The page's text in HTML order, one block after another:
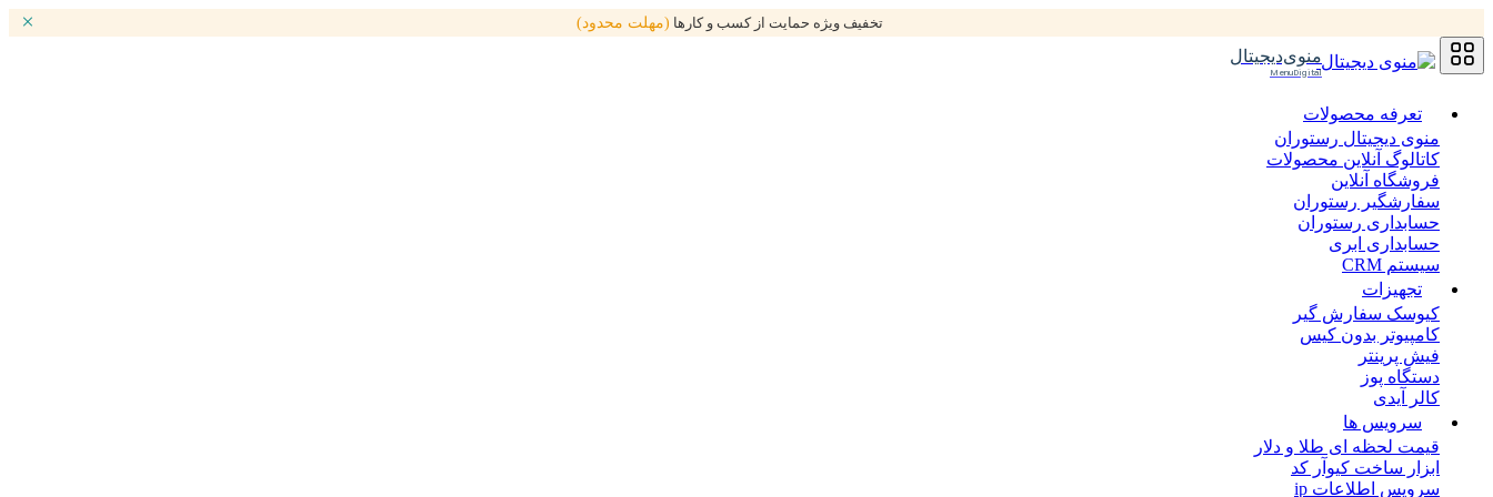
تخفیف ویژه حمایت از کسب و کارها (مهلت محدود)
منوی‌دیجیتال
MenuDigital
تعرفه محصولات
منوی دیجیتال رستوران
کاتالوگ آنلاین محصولات
فروشگاه آنلاین
سفارشگیر رستوران
حسابداری رستوران
حسابداری ابری
سیستم CRM
تجهیزات
کیوسک سفارش گیر
کامپیوتر بدون کیس
فیش پرینتر
دستگاه پوز
کالر آیدی
سرویس ها
قیمت لحظه ای طلا و دلار
ابزار ساخت کیوآر کد
سرویس اطلاعات ip